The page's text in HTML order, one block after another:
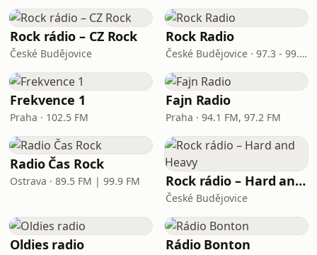
Rock rádio – CZ Rock
České Budějovice
Rock Radio
České Budějovice · 97.3 - 99.7 FM
Frekvence 1
Praha · 102.5 FM
Fajn Radio
Praha · 94.1 FM, 97.2 FM
Radio Čas Rock
Ostrava · 89.5 FM | 99.9 FM Rock rádio – Hard and Heavy
České Budějovice
Oldies radio Rádio Bonton